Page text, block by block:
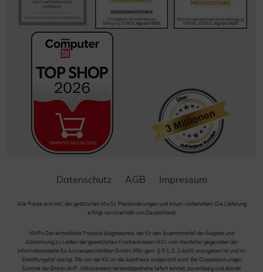
Datenschutz AGB Impressum
Alle Preise sind inkl. der gestzlichen MwSt. Preisänderungen und Irrtum vorbehalten. Die Lieferung
erfolgt nur innerhalb von Deutschland.
*AVP= Der einheitliche Produkt-Abgabepreis, der für den Ausnahmefall der Abgabe und
Abrechnung zu Lasten der gesetzlichen Krankenkassen (KK) vom Hersteller gegenüber der
Informationsstelle für Arzneispezialitäten GmbH (IFA) gem. § III 1, S. 2 AMG anzugeben ist und im
Erstattungsfall abzügl. 5% von der KK an die Apotheke ausgezahlt wird. Bei Doppelpackungen
Summe der Einzel-AVP. Volksversand Versandapotheke liefert schnell, zuverlässig und diskret.